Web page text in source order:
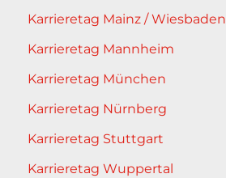
Karrieretag Mainz / Wiesbaden
Karrieretag Mannheim
Karrieretag München
Karrieretag Nürnberg
Karrieretag Stuttgart
Karrieretag Wuppertal